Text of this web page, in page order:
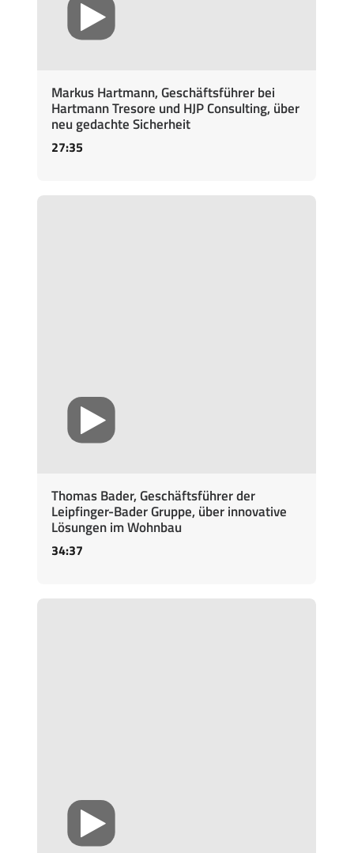
Markus Hartmann, Geschäftsführer bei
Hartmann Tresore und HJP Consulting, über
neu gedachte Sicherheit
27:35
Thomas Bader, Geschäftsführer der
Leipfinger-Bader Gruppe, über innovative
Lösungen im Wohnbau
34:37